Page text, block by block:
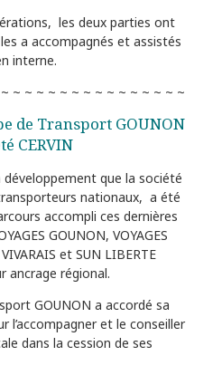
les deux parties ont
a accompagnés et assistés
interne.
~ ~ ~ ~ ~ ~ ~ ~ ~ ~ ~ ~ ~ ~ ~
de Transport GOUNON
CERVIN
développement que la société
nationaux, a été
accompli ces dernières
GOUNON, VOYAGES
VIVARAIS et SUN LIBERTE
ancrage régional.
GOUNON a accordé sa
l’accompagner et le conseiller
dans la cession de ses